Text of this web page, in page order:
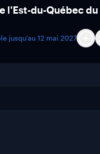
l'Est-du-Québec
jusqu'au 12 mai 2027